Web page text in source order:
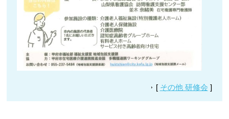
[ その他 研修会 ]